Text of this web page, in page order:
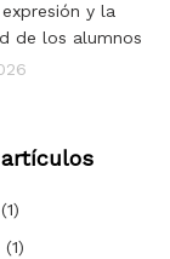
y la
de los alumnos
(1)
(1)